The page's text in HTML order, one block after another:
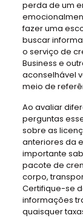
perda de um
fazer uma
buscar
o serviço de
Business e
aconselhável
meio de
Ao avaliar
perguntas
sobre as
anteriores da
importante
pacote de
corpo,
Certifique-se
informações
quaisquer